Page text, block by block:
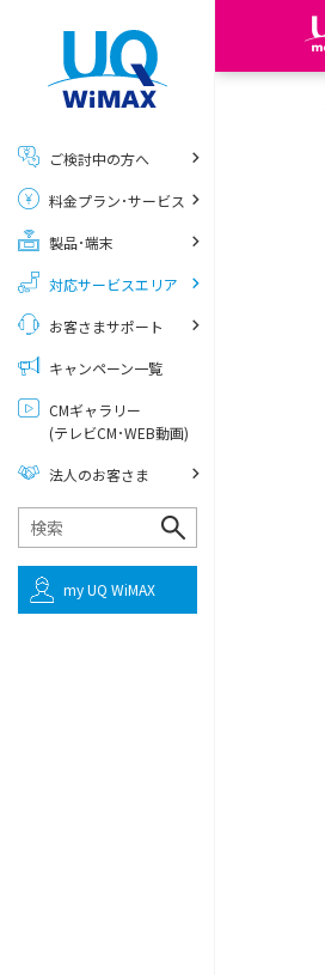
ご検討中の方へ
料金プラン･サービス
製品･端末
対応サービスエリア
お客さまサポート
キャンペーン一覧
CMギャラリー
(テレビCM･WEB動画)
法人のお客さま
my UQ WiMAX